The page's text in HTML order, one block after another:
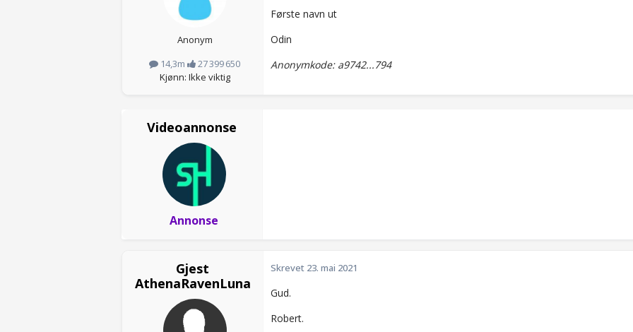
Anonym
14,3m
27 399 650
Kjønn: Ikke viktig
Første navn ut
Odin
Anonymkode: a9742...794
Videoannonse
Annonse
Gjest
AthenaRavenLuna
Skrevet 23. mai 2021
Gud.
Robert.